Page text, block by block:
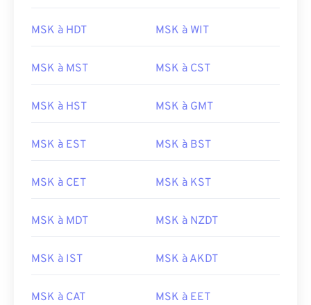
MSK à HDT MSK à WIT
MSK à MST MSK à CST
MSK à HST MSK à GMT
MSK à EST MSK à BST
MSK à CET MSK à KST
MSK à MDT MSK à NZDT
MSK à IST MSK à AKDT
MSK à CAT MSK à EET